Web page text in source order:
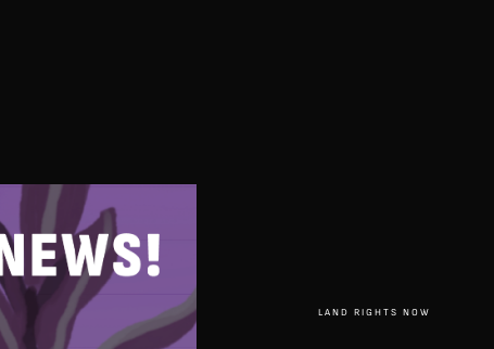
LAND RIGHTS NOW